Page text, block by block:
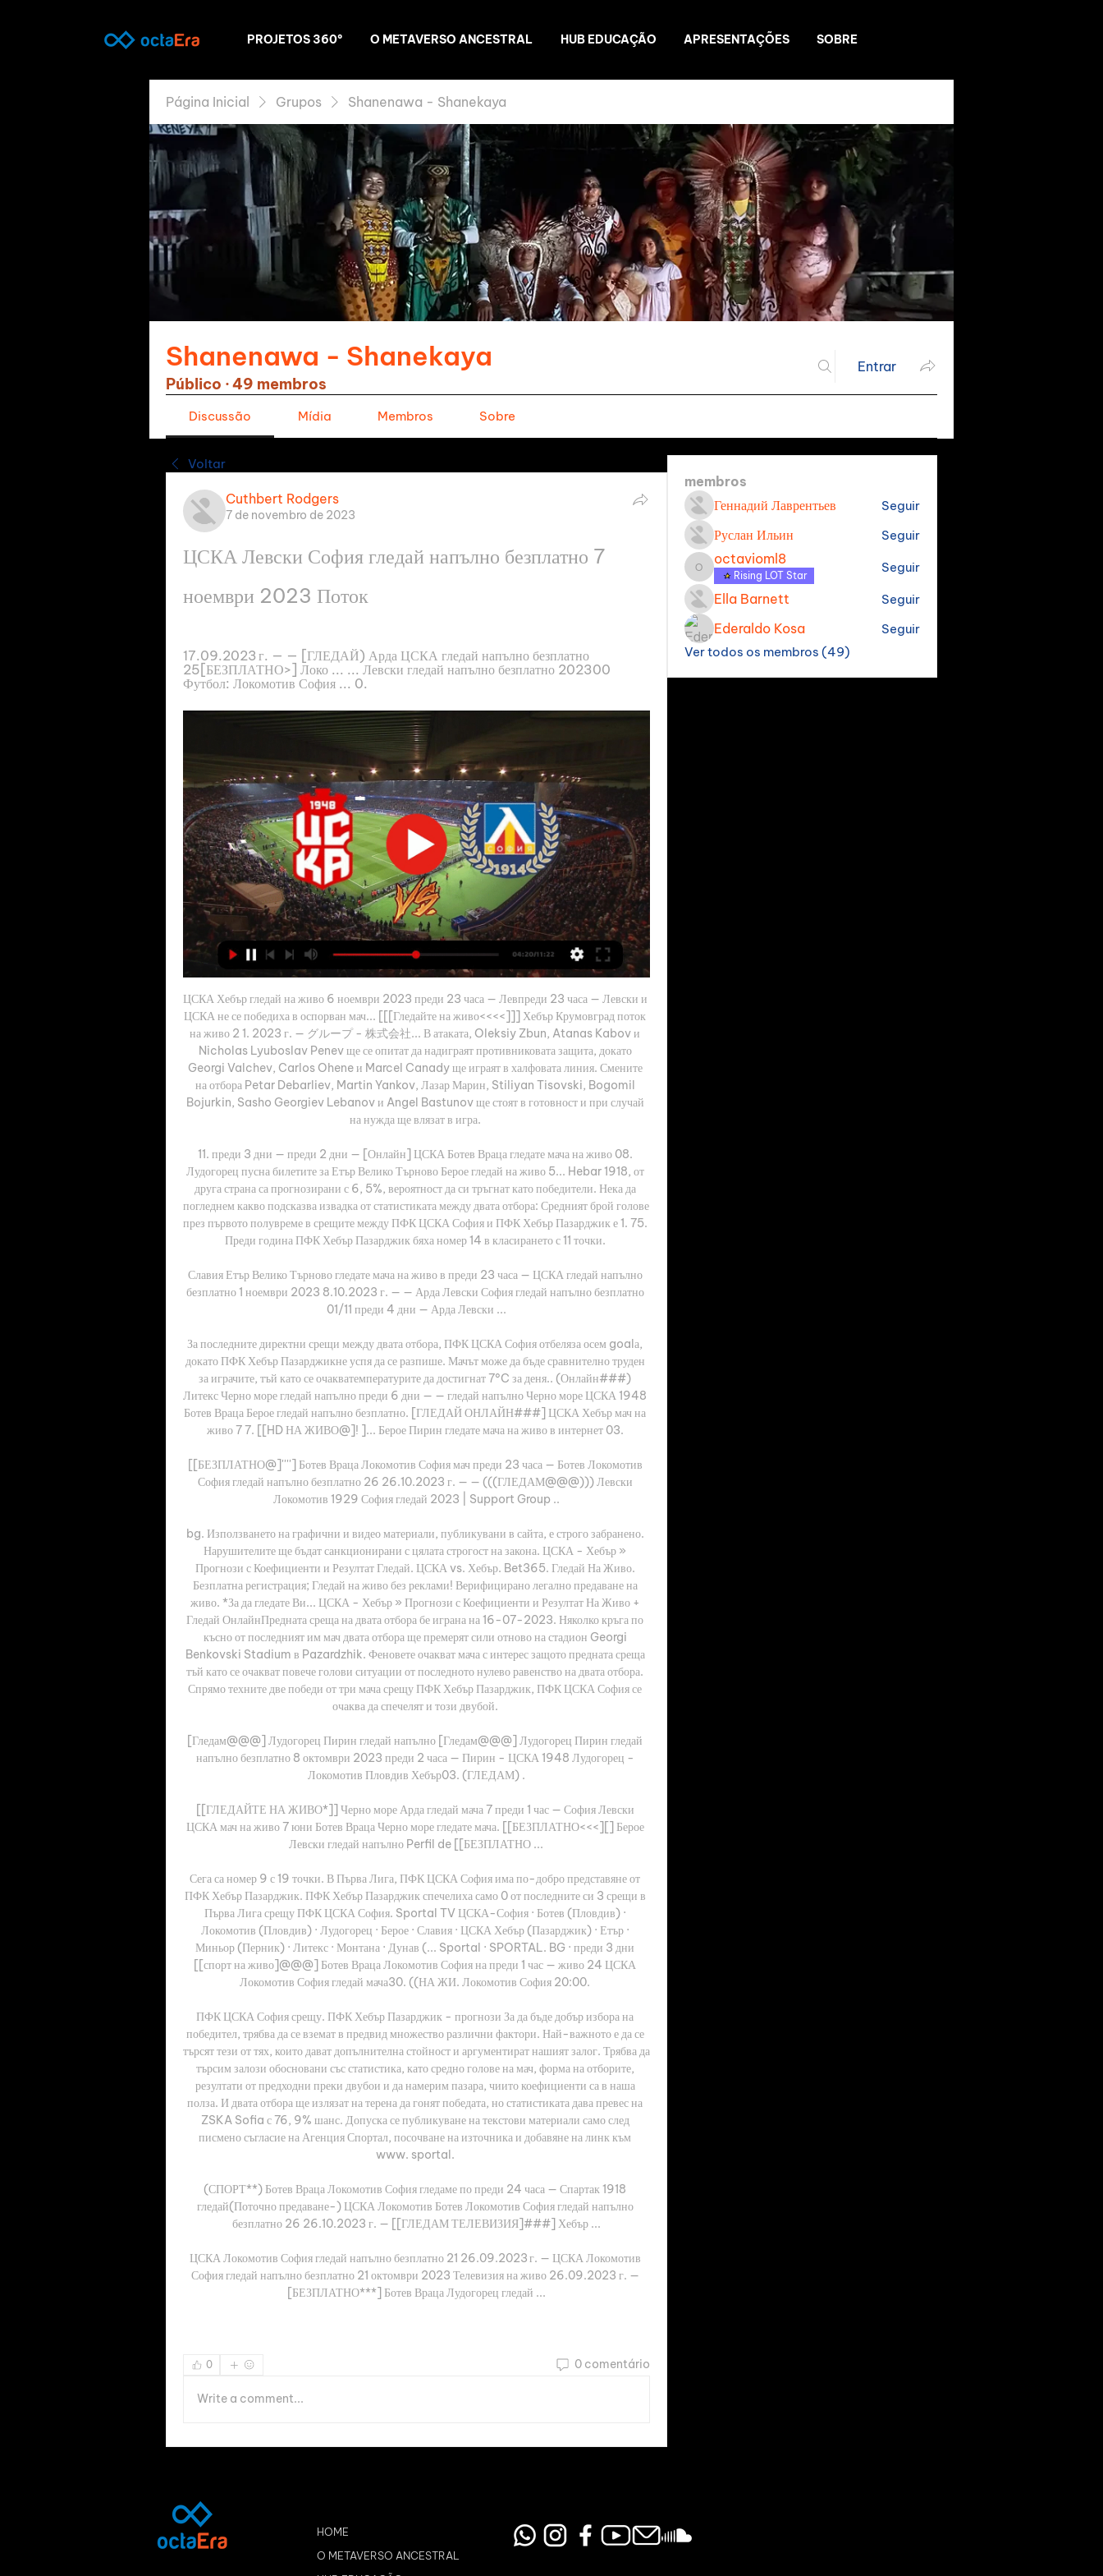
PROJETOS 360º O METAVERSO ANCESTRAL HUB EDUCAÇÃO APRESENTAÇÕES SOBRE
Página Inicial Grupos Shanenawa - Shanekaya
Shanenawa - Shanekaya
Público ·49 membros
Entrar
Discussão Mídia Membros Sobre
Voltar
Cuthbert Rodgers
7 de novembro de 2023
ЦСКА Левски София гледай напълно безплатно 7
ноември 2023 Поток
17.09.2023 г. — — [ГЛЕДАЙ) Арда ЦСКА гледай напълно безплатно
25[БЕЗПЛАТНО>] Локо ... ... Левски гледай напълно безплатно 202300
Футбол: Локомотив София ... 0.
ЦСКА Хебър гледай на живо 6 ноември 2023 преди 23 часа — Левпреди 23 часа — Левски и
ЦСКА не се победиха в оспорван мач... [[[Гледайте на живо<<<<]]] Хебър Крумовград поток
на живо 2 1. 2023 г. — グループ - 株式会社... В атаката, Oleksiy Zbun, Atanas Kabov и
Nicholas Lyuboslav Penev ще се опитат да надиграят противниковата защита, докато
Georgi Valchev, Carlos Ohene и Marcel Canady ще играят в халфовата линия. Смените
на отбора Petar Debarliev, Martin Yankov, Лазар Марин, Stiliyan Tisovski, Bogomil
Bojurkin, Sasho Georgiev Lebanov и Angel Bastunov ще стоят в готовност и при случай
на нужда ще влязат в игра.
11. преди 3 дни — преди 2 дни — [Онлайн] ЦСКА Ботев Враца гледате мача на живо 08.
Лудогорец пусна билетите за Етър Велико Търново Берое гледай на живо 5... Hebar 1918, от
друга страна са прогнозирани с 6, 5%, вероятност да си тръгнат като победители. Нека да
погледнем какво подсказва извадка от статистиката между двата отбора: Средният брой голове
през първото полувреме в срещите между ПФК ЦСКА София и ПФК Хебър Пазарджик е 1. 75.
Преди година ПФК Хебър Пазарджик бяха номер 14 в класирането с 11 точки.
Славия Етър Велико Търново гледате мача на живо в преди 23 часа — ЦСКА гледай напълно
безплатно 1 ноември 2023 8.10.2023 г. — — Арда Левски София гледай напълно безплатно
01/11 преди 4 дни — Арда Левски ...
За последните директни срещи между двата отбора, ПФК ЦСКА София отбеляза осем goalа,
докато ПФК Хебър Пазарджикне успя да се разпише. Мачът може да бъде сравнително труден
за играчите, тъй като се очакватемпературите да достигнат 7°C за деня.. (Онлайн###)
Литекс Черно море гледай напълно преди 6 дни — — гледай напълно Черно море ЦСКА 1948
Ботев Враца Берое гледай напълно безплатно. [ГЛЕДАЙ ОНЛАЙН###] ЦСКА Хебър мач на
живо 7 7. [[HD НА ЖИВО@]! ]... Берое Пирин гледате мача на живо в интернет 03.
[[БЕЗПЛАТНО@]''''] Ботев Враца Локомотив София мач преди 23 часа — Ботев Локомотив
София гледай напълно безплатно 26 26.10.2023 г. — — (((ГЛЕДАМ@@@))) Левски
Локомотив 1929 София гледай 2023 | Support Group ..
bg. Използването на графични и видео материали, публикувани в сайта, е строго забранено.
Нарушителите ще бъдат санкционирани с цялата строгост на закона. ЦСКА - Хебър »
Прогнози с Коефициенти и Резултат Гледай. ЦСКА vs. Хебър. Bet365. Гледай На Живо.
Безплатна регистрация; Гледай на живо без реклами! Верифицирано легално предаване на
живо. *За да гледате Ви... ЦСКА - Хебър » Прогнози с Коефициенти и Резултат На Живо +
Гледай ОнлайнПредната среща на двата отбора бе играна на 16-07-2023. Няколко кръга по
късно от последният им мач двата отбора ще премерят сили отново на стадион Georgi
Benkovski Stadium в Pazardzhik. Феновете очакват мача с интерес защото предната среща
тъй като се очакват повече голови ситуации от последното нулево равенство на двата отбора.
Спрямо техните две победи от три мача срещу ПФК Хебър Пазарджик, ПФК ЦСКА София се
очаква да спечелят и този двубой.
[Гледам@@@] Лудогорец Пирин гледай напълно [Гледам@@@] Лудогорец Пирин гледай
напълно безплатно 8 октомври 2023 преди 2 часа — Пирин - ЦСКА 1948 Лудогорец -
Локомотив Пловдив Хебър03. (ГЛЕДАМ) .
[[ГЛЕДАЙТЕ НА ЖИВО*]] Черно море Арда гледай мача 7 преди 1 час — София Левски
ЦСКА мач на живо 7 юни Ботев Враца Черно море гледате мача. [[БЕЗПЛАТНО<<<][] Берое
Левски гледай напълно Perfil de [[БЕЗПЛАТНО ...
Сега са номер 9 с 19 точки. В Първа Лига, ПФК ЦСКА София има по-добро представяне от
ПФК Хебър Пазарджик. ПФК Хебър Пазарджик спечелиха само 0 от последните си 3 срещи в
Първа Лига срещу ПФК ЦСКА София. Sportal TV ЦСКА-София · Ботев (Пловдив) ·
Локомотив (Пловдив) · Лудогорец · Берое · Славия · ЦСКА Хебър (Пазарджик) · Етър ·
Миньор (Перник) · Литекс · Монтана · Дунав (... Sportal · SPORTAL. BG · преди 3 дни
[[спорт на живо]@@@] Ботев Враца Локомотив София на преди 1 час — живо 24 ЦСКА
Локомотив София гледай мача30. ((НА ЖИ. Локомотив София 20:00.
ПФК ЦСКА София срещу. ПФК Хебър Пазарджик - прогнози За да бъде добър избора на
победител, трябва да се вземат в предвид множество различни фактори. Най-важното е да се
търсят тези от тях, които дават допълнителна стойност и аргументират нашият залог. Трябва да
търсим залози обосновани със статистика, като средно голове на мач, форма на отборите,
резултати от предходни преки двубои и да намерим пазара, чиито коефициенти са в наша
полза. И двата отбора ще излязат на терена да гонят победата, но статистиката дава превес на
ZSKA Sofia с 76, 9% шанс. Допуска се публикуване на текстови материали само след
писмено съгласие на Агенция Спортал, посочване на източника и добавяне на линк към
www. sportal.
(СПОРТ**) Ботев Враца Локомотив София гледаме по преди 24 часа — Спартак 1918
гледай(Поточно предаване-) ЦСКА Локомотив Ботев Локомотив София гледай напълно
безплатно 26 26.10.2023 г. — [[ГЛЕДАМ ТЕЛЕВИЗИЯ]###] Хебър ...
ЦСКА Локомотив София гледай напълно безплатно 21 26.09.2023 г. — ЦСКА Локомотив
София гледай напълно безплатно 21 октомври 2023 Телевизия на живо 26.09.2023 г. —
[БЕЗПЛАТНО***] Ботев Враца Лудогорец гледай ...
0 0 comentário
Write a comment...
membros
Геннадий Лаврентьев
Seguir
Руслан Ильин Seguir
octavioml8
octavioml8
Rising LOT Star
Seguir
Ella Barnett Seguir
Ederaldo Kosa
Seguir
Ver todos os membros (49)
HOME
O METAVERSO ANCESTRAL